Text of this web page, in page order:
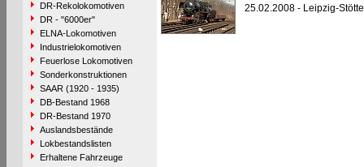
DR-Rekolokomotiven
DR - "6000er"
ELNA-Lokomotiven
Industrielokomotiven
Feuerlose Lokomotiven
Sonderkonstruktionen
SAAR (1920 - 1935)
DB-Bestand 1968
DR-Bestand 1970
Auslandsbestände
Lokbestandslisten
Erhaltene Fahrzeuge
25.02.2008 - Leipzig-